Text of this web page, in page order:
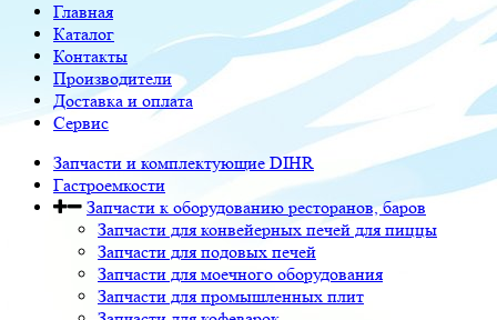
Главная
Каталог
Контакты
Производители
Доставка и оплата
Сервис
Запчасти и комплектующие DIHR
Гастроемкости
Запчасти к оборудованию ресторанов, баров
Запчасти для конвейерных печей для пиццы
Запчасти для подовых печей
Запчасти для моечного оборудования
Запчасти для промышленных плит